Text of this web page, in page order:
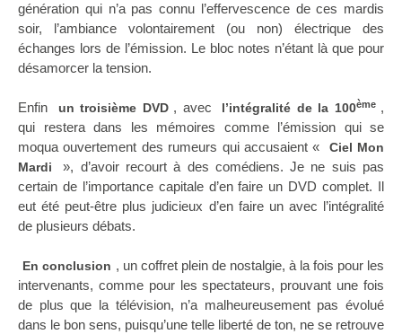
génération qui n’a pas connu l’effervescence de ces mardis
soir, l’ambiance volontairement (ou non) électrique des
échanges lors de l’émission. Le bloc notes n’étant là que pour
désamorcer la tension.
Enfin un troisième DVD , avec l’intégralité de la 100ème ,
qui restera dans les mémoires comme l’émission qui se
moqua ouvertement des rumeurs qui accusaient «
Ciel Mon
Mardi
», d’avoir recourt à des comédiens. Je ne suis pas
certain de l’importance capitale d’en faire un DVD complet. Il
eut été peut-être plus judicieux d’en faire un avec l’intégralité
de plusieurs débats.
En conclusion , un coffret plein de nostalgie, à la fois pour les
intervenants, comme pour les spectateurs, prouvant une fois
de plus que la télévision, n’a malheureusement pas évolué
dans le bon sens, puisqu’une telle liberté de ton, ne se retrouve